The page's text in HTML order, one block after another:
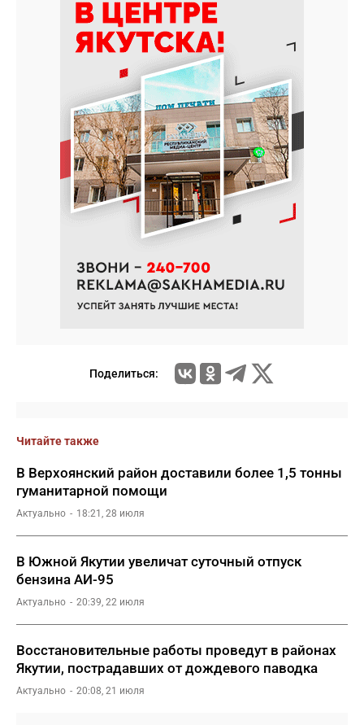
Поделиться:
Читайте также
В Верхоянский район доставили более 1,5 тонны
гуманитарной помощи
Актуально 18:21, 28 июля
В Южной Якутии увеличат суточный отпуск
бензина АИ-95
Актуально 20:39, 22 июля
Восстановительные работы проведут в районах
Якутии, пострадавших от дождевого паводка
Актуально 20:08, 21 июля